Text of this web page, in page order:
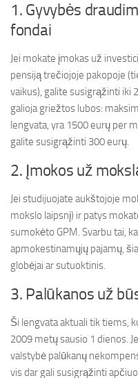
1. Gyvybės
fondai
Jei mokate įmokas už
pensiją trečiojoje pakopoje
vaikus), galite susigrąžinti iki
galioja griežtos lubos:
lengvata, yra 1500 eurų per
galite susigrąžinti 300 eurų.
2. Įmokos už
Jei studijuojate aukštojoje
mokslo laipsnį) ir patys
sumokėto GPM. Svarbu tai,
apmokestinamųjų pajamų,
globėjai ar sutuoktinis.
3. Palūkanos už
Ši lengvata aktuali tik tiems,
2009 metų sausio 1 dienos.
valstybė palūkanų
vis dar gali susigrąžinti